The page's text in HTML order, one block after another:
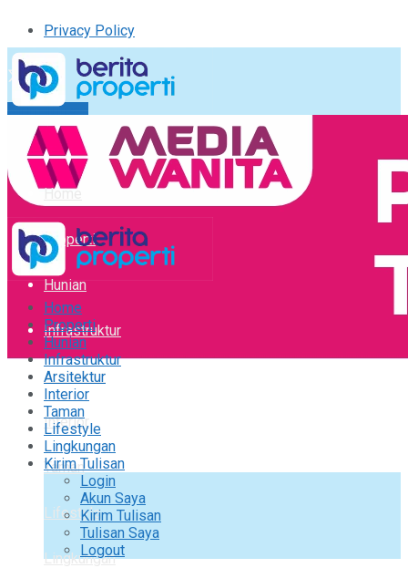
Privacy Policy
Kirim Tulisan
Tulisan Saya
Logout
Home
Properti
Hunian
Infrastruktur
Arsitektur
Interior
Taman
Lifestyle
Lingkungan
Home
Properti
Hunian
Infrastruktur
Arsitektur
Interior
Taman
Lifestyle
Lingkungan
Kirim Tulisan
Login
Akun Saya
Kirim Tulisan
Tulisan Saya
Logout